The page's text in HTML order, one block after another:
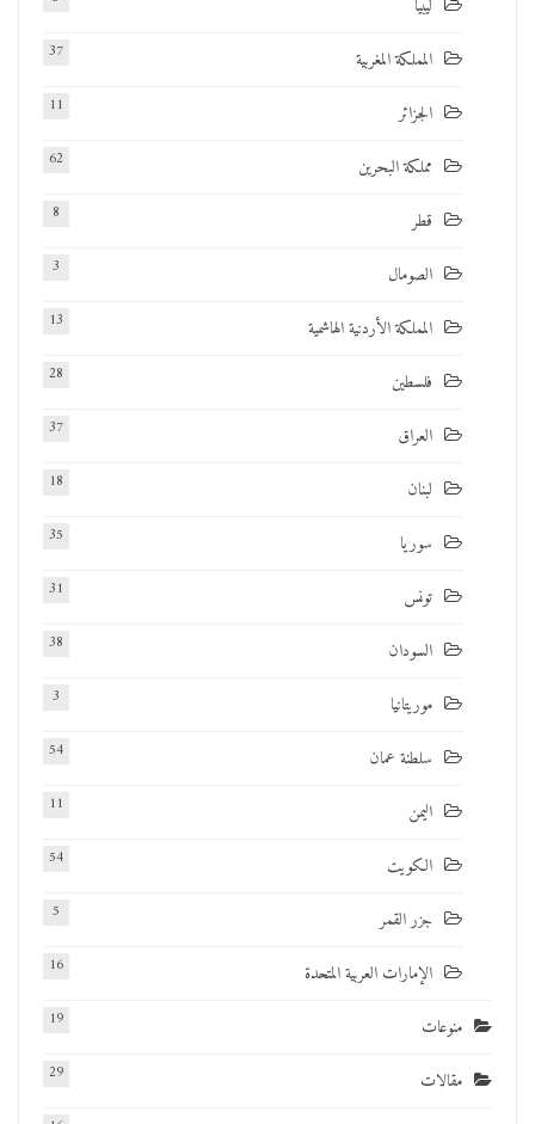
ليبيا
المملكة المغربية 37
الجزائر 11
مملكة البحرين 62
قطر 8
الصومال 3
المملكة الأردنية الهاشمية 13
فلسطين 28
العراق 37
لبنان 18
سوريا 35
تونس 31
السودان 38
موريتانيا 3
سلطنة عمان 54
اليمن 11
الكويت 54
جزر القمر 5
الإمارات العربية المتحدة 16
منوعات 19
مقالات 29